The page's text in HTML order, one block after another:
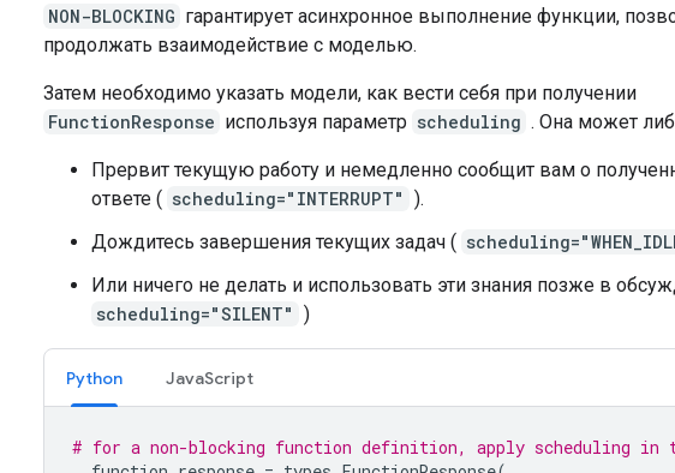
NON-BLOCKING гарантирует асинхронное выполнение функции,
продолжать взаимодействие с моделью.
Затем необходимо указать модели, как вести себя при получении
FunctionResponse используя параметр scheduling . Она может
Прервит текущую работу и немедленно сообщит вам о
ответе ( scheduling="INTERRUPT" ).
Дождитесь завершения текущих задач (
Или ничего не делать и использовать эти знания позже в
scheduling="SILENT" )
Python JavaScript
# for a non-blocking function definition, apply scheduling in